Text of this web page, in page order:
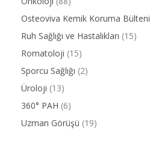
Osteoviva Kemik Koruma Bülteni
Ruh Sağlığı ve Hastalıkları (15)
Romatoloji (15)
Sporcu Sağlığı (2)
Üroloji (13)
360° PAH (6)
Uzman Görüşü (19)